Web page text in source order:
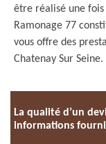
être réalisé une fois
Ramonage 77
vous offre des
Chatenay Sur Seine.
La qualité d’un
informations